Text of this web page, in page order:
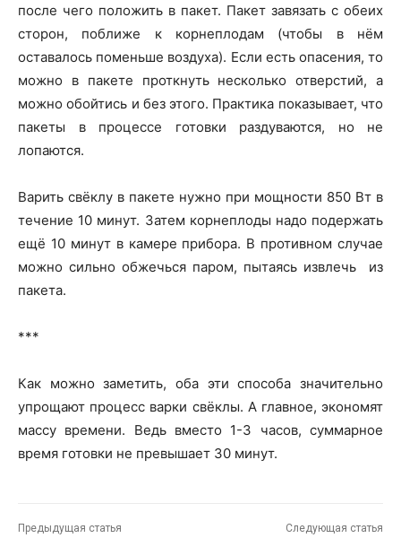
после чего положить в пакет. Пакет завязать с обеих
сторон, поближе к корнеплодам (чтобы в нём
оставалось поменьше воздуха). Если есть опасения, то
можно в пакете проткнуть несколько отверстий, а
можно обойтись и без этого. Практика показывает, что
пакеты в процессе готовки раздуваются, но не
лопаются.
Варить свёклу в пакете нужно при мощности 850 Вт в
течение 10 минут. Затем корнеплоды надо подержать
ещё 10 минут в камере прибора. В противном случае
можно сильно обжечься паром, пытаясь извлечь из
пакета.
***
Как можно заметить, оба эти способа значительно
упрощают процесс варки свёклы. А главное, экономят
массу времени. Ведь вместо 1-3 часов, суммарное
время готовки не превышает 30 минут.
Предыдущая статья Следующая статья